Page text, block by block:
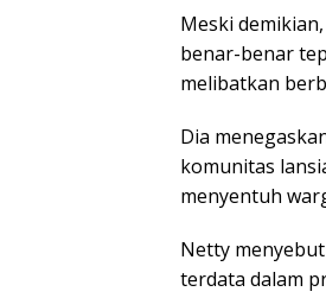
Meski
benar-benar
melibatkan
Dia
komunitas
menyentuh
Netty
terdata dalam